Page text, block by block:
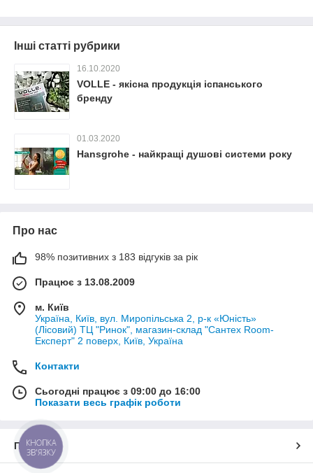
Інші статті рубрики
16.10.2020
VOLLE - якісна продукція іспанського
бренду
01.03.2020
Hansgrohe - найкращі душові системи року
Про нас
98% позитивних з 183 відгуків за рік
Працює з 13.08.2009
м. Київ
Україна, Київ, вул. Миропільська 2, р-к «Юність»
(Лісовий) ТЦ "Ринок", магазин-склад "Сантех Room-
Експерт" 2 поверх, Київ, Україна
Контакти
Сьогодні працює з 09:00 до 16:00
Показати весь графік роботи
Про нас
КНОПКА
ЗВ'ЯЗКУ